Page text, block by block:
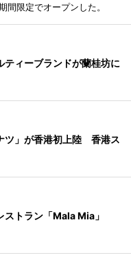
限定でオープンした。
ティーブランドが蘭桂坊に
ツ」が香港初上陸 香港ス
ストラン「Mala Mia」